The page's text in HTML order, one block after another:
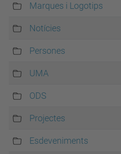
Marques i Logotips
Notícies
Persones
UMA
ODS
Projectes
Esdeveniments